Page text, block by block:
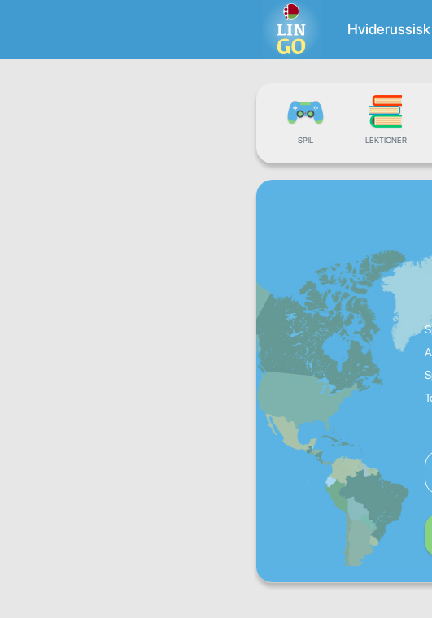
Hviderussisk
SPIL LEKTIONER